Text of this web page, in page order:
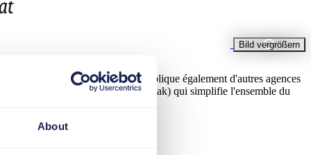
About
Bild vergrößern
solution interministérielle qui implique également d'autres agences
plateforme (la plateforme RijksZaak) qui simplifie l'ensemble du